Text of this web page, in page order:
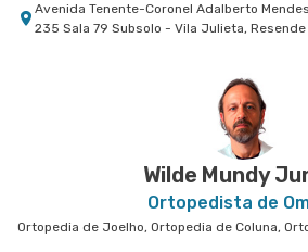
Avenida Tenente-Coronel Adalberto
235 Sala 79 Subsolo - Vila Julieta,
Wilde Mundy
Ortopedista de